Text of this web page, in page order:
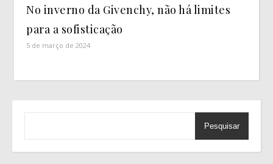
No inverno da Givenchy, não há limites
para a sofisticação
5 de março de 2024
Pesquisar